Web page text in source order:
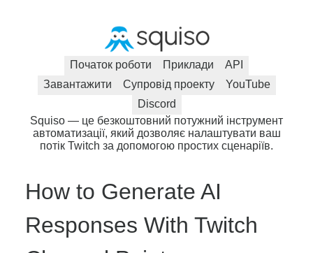
Початок роботи Приклади
API
Завантажити
Супровід проекту
YouTube
Discord
Squiso — це безкоштовний потужний інструмент
автоматизації, який дозволяє налаштувати ваш
потік Twitch за допомогою простих сценаріїв.
How to Generate AI
Responses With Twitch